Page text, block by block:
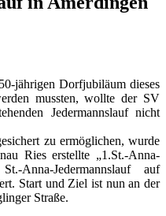
jährigen Dorfjubiläum dieses
mussten, wollte der SV
Jedermannslauf nicht
zu ermöglichen, wurde
Ries erstellte „1.St.-Anna-
Anna-Jedermannslauf auf
Start und Ziel ist nun an der
Straße.